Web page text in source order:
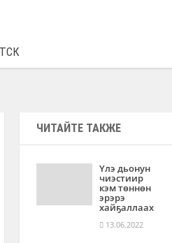
ЧИТАЙТЕ ТАКЖЕ
Үлэ дьонун
чиэстиир
кэм төннөн
эрэрэ
хайҕаллаах
13.06.2022